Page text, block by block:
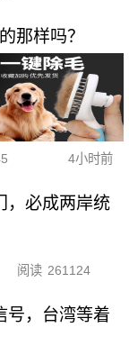
那样吗？
4小时前
，必成两岸统
阅读 261124
号，台湾等着